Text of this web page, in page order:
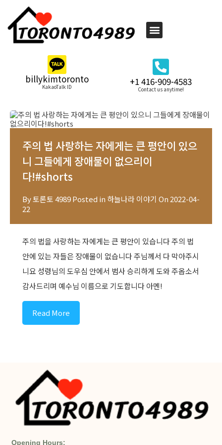
billykimtoronto
KakaoTalk ID +1 416-909-4583
Contact us anytime!
주의 법 사랑하는 자에게는 큰 평안이 있으
니 그들에게 장애물이 없으리이
다!#shorts
By토론토 4989Posted in 하늘나라 이야기 On2022-04-
22
주의 법을 사랑하는 자에게는 큰 평안이 있습니다 주의 법
안에 있는 자들은 장애물이 없습니다 주님께서 다 막아주시
니요 성령님의 도우심 안에서 범사 승리하게 도와 주옵소서
감사드리며 예수님 이름으로 기도합니다 아멘!
Read More
Opening Hours: